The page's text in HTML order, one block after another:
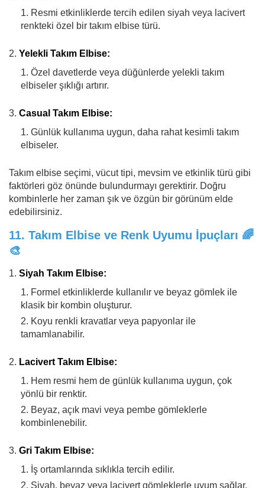
Resmi etkinliklerde tercih edilen siyah veya lacivert
renkteki özel bir takım elbise türü.
Yelekli Takım Elbise:
Özel davetlerde veya düğünlerde yelekli takım
elbiseler şıklığı artırır.
Casual Takım Elbise:
Günlük kullanıma uygun, daha rahat kesimli takım
elbiseler.
Takım elbise seçimi, vücut tipi, mevsim ve etkinlik türü gibi
faktörleri göz önünde bulundurmayı gerektirir. Doğru
kombinlerle her zaman şık ve özgün bir görünüm elde
edebilirsiniz.
11. Takım Elbise ve Renk Uyumu İpuçları 🌈
🎨
Siyah Takım Elbise:
Formel etkinliklerde kullanılır ve beyaz gömlek ile
klasik bir kombin oluşturur.
Koyu renkli kravatlar veya papyonlar ile
tamamlanabilir.
Lacivert Takım Elbise:
Hem resmi hem de günlük kullanıma uygun, çok
yönlü bir renktir.
Beyaz, açık mavi veya pembe gömleklerle
kombinlenebilir.
Gri Takım Elbise:
İş ortamlarında sıklıkla tercih edilir.
Siyah, beyaz veya lacivert gömleklerle uyum sağlar.